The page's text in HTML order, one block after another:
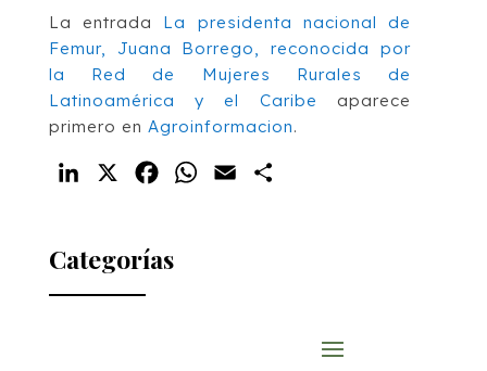
La entrada La presidenta nacional de
Femur, Juana Borrego, reconocida por
la Red de Mujeres Rurales de
Latinoamérica y el Caribe aparece
primero en Agroinformacion.
LinkedIn FacebookWhatsApp
Email
Categorías